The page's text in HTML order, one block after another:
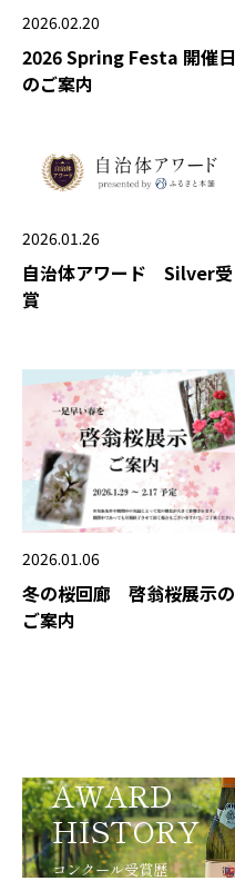
2026.02.20
2026 Spring Festa 開催日
のご案内
2026.01.26
自治体アワード Silver受
賞
2026.01.06
冬の桜回廊 啓翁桜展示の
ご案内
AWARD
HISTORY
コンクール受賞歴